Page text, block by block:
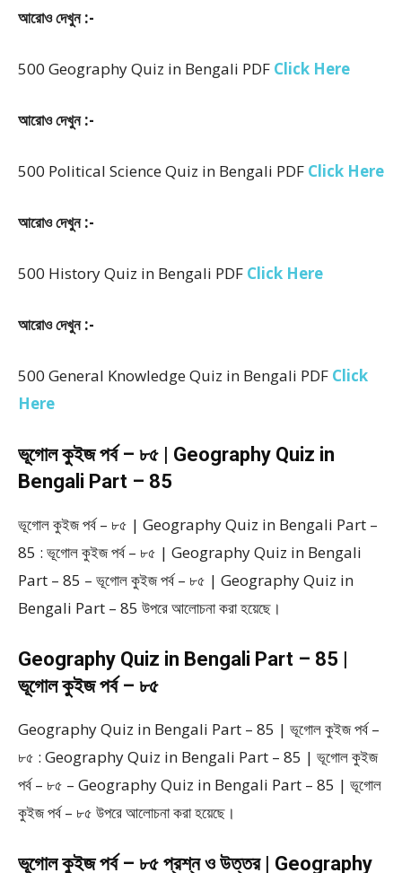
আরোও দেখুন :-
500 Geography Quiz in Bengali PDF Click Here
আরোও দেখুন :-
500 Political Science Quiz in Bengali PDF Click Here
আরোও দেখুন :-
500 History Quiz in Bengali PDF Click Here
আরোও দেখুন :-
500 General Knowledge Quiz in Bengali PDF Click
Here
ভূগোল কুইজ পর্ব – ৮৫ | Geography Quiz in
Bengali Part – 85
ভূগোল কুইজ পর্ব – ৮৫ | Geography Quiz in Bengali Part –
85 : ভূগোল কুইজ পর্ব – ৮৫ | Geography Quiz in Bengali
Part – 85 – ভূগোল কুইজ পর্ব – ৮৫ | Geography Quiz in
Bengali Part – 85 উপরে আলোচনা করা হয়েছে।
Geography Quiz in Bengali Part – 85 |
ভূগোল কুইজ পর্ব – ৮৫
Geography Quiz in Bengali Part – 85 | ভূগোল কুইজ পর্ব –
৮৫ : Geography Quiz in Bengali Part – 85 | ভূগোল কুইজ
পর্ব – ৮৫ – Geography Quiz in Bengali Part – 85 | ভূগোল
কুইজ পর্ব – ৮৫ উপরে আলোচনা করা হয়েছে।
ভূগোল কুইজ পর্ব – ৮৫ প্রশ্ন ও উত্তর | Geography